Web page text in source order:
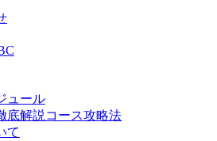
ュール
底解説コース攻略法
て